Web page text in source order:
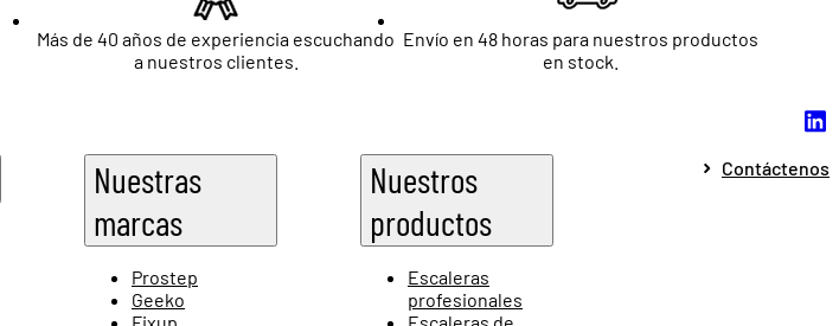
Más de 40 años de experiencia escuchando
a nuestros clientes.
Envío en 48 horas para nuestros productos
en stock.
Nuestras
marcas
Prostep
Geeko
Nuestros
productos
Escaleras
profesionales
Contáctenos